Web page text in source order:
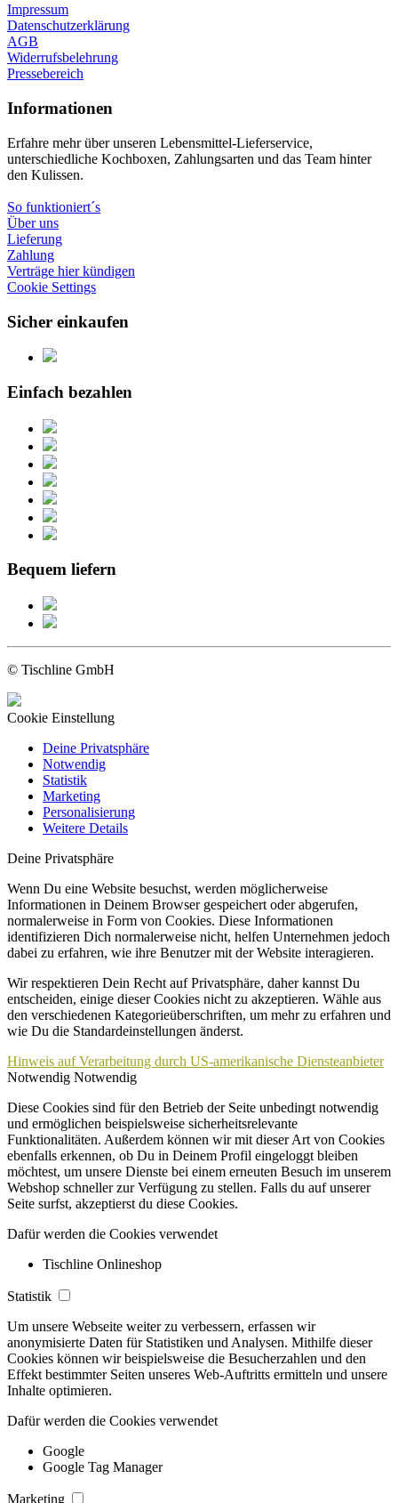
Impressum
Datenschutzerklärung
AGB
Widerrufsbelehrung
Pressebereich
Informationen
Erfahre mehr über unseren Lebensmittel-Lieferservice,
unterschiedliche Kochboxen, Zahlungsarten und das Team hinter
den Kulissen.
So funktioniert´s
Über uns
Lieferung
Zahlung
Verträge hier kündigen
Cookie Settings
Sicher einkaufen
Einfach bezahlen
Bequem liefern
© Tischline GmbH
Cookie Einstellung
Deine Privatsphäre
Notwendig
Statistik
Marketing
Personalisierung
Weitere Details
Deine Privatsphäre
Wenn Du eine Website besuchst, werden möglicherweise
Informationen in Deinem Browser gespeichert oder abgerufen,
normalerweise in Form von Cookies. Diese Informationen
identifizieren Dich normalerweise nicht, helfen Unternehmen jedoch
dabei zu erfahren, wie ihre Benutzer mit der Website interagieren.
Wir respektieren Dein Recht auf Privatsphäre, daher kannst Du
entscheiden, einige dieser Cookies nicht zu akzeptieren. Wähle aus
den verschiedenen Kategorieüberschriften, um mehr zu erfahren und
wie Du die Standardeinstellungen änderst.
Hinweis auf Verarbeitung durch US-amerikanische Diensteanbieter
Notwendig Notwendig
Diese Cookies sind für den Betrieb der Seite unbedingt notwendig
und ermöglichen beispielsweise sicherheitsrelevante
Funktionalitäten. Außerdem können wir mit dieser Art von Cookies
ebenfalls erkennen, ob Du in Deinem Profil eingeloggt bleiben
möchtest, um unsere Dienste bei einem erneuten Besuch im unserem
Webshop schneller zur Verfügung zu stellen. Falls du auf unserer
Seite surfst, akzeptierst du diese Cookies.
Dafür werden die Cookies verwendet
Tischline Onlineshop
Statistik
Um unsere Webseite weiter zu verbessern, erfassen wir
anonymisierte Daten für Statistiken und Analysen. Mithilfe dieser
Cookies können wir beispielsweise die Besucherzahlen und den
Effekt bestimmter Seiten unseres Web-Auftritts ermitteln und unsere
Inhalte optimieren.
Dafür werden die Cookies verwendet
Google
Google Tag Manager
Marketing